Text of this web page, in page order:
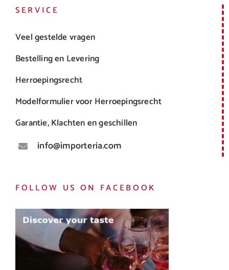
SERVICE
Veel gestelde vragen
Bestelling en Levering
Herroepingsrecht
Modelformulier voor Herroepingsrecht
Garantie, Klachten en geschillen
info@importeria.com
FOLLOW US ON FACEBOOK